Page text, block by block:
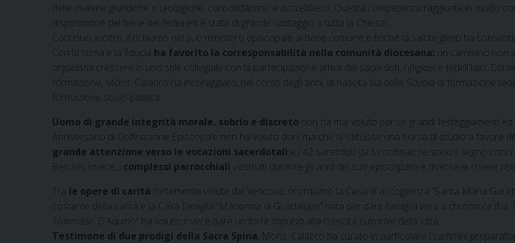
delle materie giuridiche e teologiche, consolidarono e accrebbero. Questa competenza raggiunta in modo
disposizione del bene dei fedeli ed è stata di grande vantaggio a tutta la Chiesa”.
Continuo, inoltre, il richiamo nel suo ministero episcopale al bene comune e finché la salute glielo ha
Con la stima e la fiducia ha favorito la corresponsabilità nella comunità diocesana: un cammino non
organismi crescere in uno stile collegiale con la partecipazione attiva dei sacerdoti, religiosi e fedeli laici.
formazione, Mons. Calabro ha incoraggiato, nel corso degli anni, la nascita sia della Scuola di formazione
formazione socio-politica.
Uomo di grande integrità morale, sobrio e discreto non ha mai voluto per sé grandi festeggiamenti
Anniversario di Ordinazione Episcopale non ha voluto doni ma che si istituisse una borsa di studio a favore
grande attenzione verso le vocazioni sacerdotali e i 42 sacerdoti da lui ordinati ne sono il segno
Ben sei, invece, i
complessi parrocchiali costruiti durante gli anni del suo episcopato e diverse le chiese
Tra le opere di carità fortemente volute dal Vescovo, ricordiamo la Casa di accoglienza “Santa Maria
costante della carità e la Casa famiglia “Madonna di Guadalupe” nata per dare famiglia vera a chi non ce
Tommaso D’Aquino” ha voluto invece dare un forte impulso alla crescita culturale della città.
Testimone di due prodigi della Sacra Spina , Mons. Calabro ha curato in particolare i cammini